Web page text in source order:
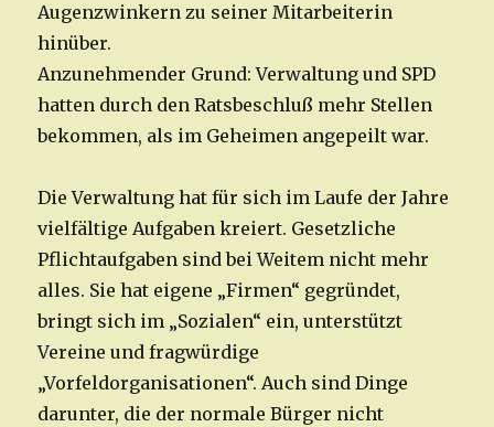
Augenzwinkern zu seiner Mitarbeiterin
hinüber.
Anzunehmender Grund: Verwaltung und SPD
hatten durch den Ratsbeschluß mehr Stellen
bekommen, als im Geheimen angepeilt war.
Die Verwaltung hat für sich im Laufe der Jahre
vielfältige Aufgaben kreiert. Gesetzliche
Pflichtaufgaben sind bei Weitem nicht mehr
alles. Sie hat eigene „Firmen“ gegründet,
bringt sich im „Sozialen“ ein, unterstützt
Vereine und fragwürdige
„Vorfeldorganisationen“. Auch sind Dinge
darunter, die der normale Bürger nicht